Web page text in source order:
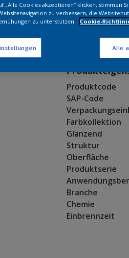
ML703GF
Muster
Produktcode
SAP-Code
Farbkollektion
Glänzend
Struktur
Oberfläche
Produktserie
Branche
Chemie
Einbrennzeit
„Alle Cookies akzeptieren“ klicken, stimmen
zu verbessern, die
zu unterstützen.
Cookie-
Alle